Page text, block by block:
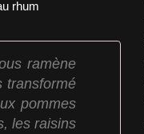
ramène
transformé
pommes
les raisins